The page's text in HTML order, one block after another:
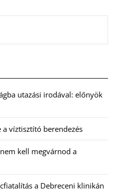
utazási irodával: előnyök
víztisztító berendezés
kell megvárnod a
a Debreceni klinikán